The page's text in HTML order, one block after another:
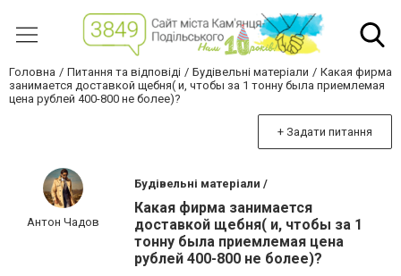
Головна Питання та відповіді Будівельні матеріали
Какая фирма
занимается доставкой щебня( и, чтобы за 1 тонну была приемлемая
цена рублей 400-800 не более)?
+ Задати питання
Антон Чадов
Будівельні матеріали /
Какая фирма занимается
доставкой щебня( и, чтобы за 1
тонну была приемлемая цена
рублей 400-800 не более)?